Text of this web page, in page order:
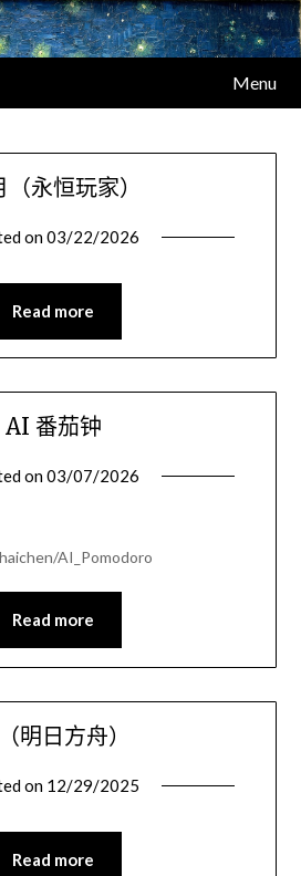
Menu
（永恒玩家）
on03/22/2026
Read more
AI 番茄钟
on03/07/2026
AI_Pomodoro
Read more
明日方舟）
on 12/29/2025
Read more